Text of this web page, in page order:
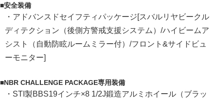
■安全装備
・アドバンスドセイフティパッケージ[スバルリヤビークル
ディテクション（後側方警戒支援システム）/ハイビームア
シスト（自動防眩ルームミラー付）/フロント&サイドビュ
ーモニター]
■NBR CHALLENGE PACKAGE専用装備
・STI製BBS19インチ×8 1/2J鍛造アルミホイール（ブラッ